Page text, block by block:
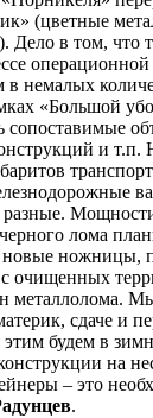
(цветные
Дело в том, что
операционной
немалых
«Большой
сопоставимые
и т.п.
лома
новые ножницы,
очищенных
металлолома.
сдаче и
будем в
на
– это
.